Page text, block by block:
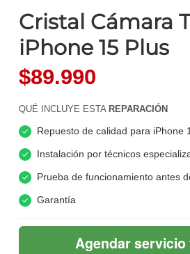
Cristal Cámara
iPhone 15 Plus
$89.990
QUÉ INCLUYE ESTA REPARACIÓN
Repuesto de calidad para iPhone
Instalación por técnicos
Prueba de funcionamiento antes
Garantía
Agendar